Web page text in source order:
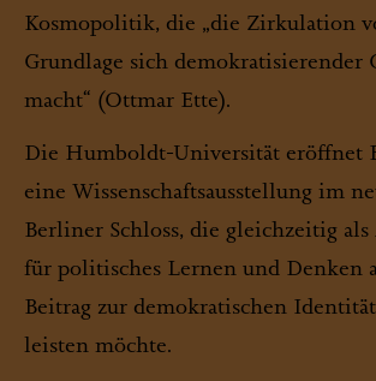
Kosmopolitik, die „die Zirkulation
Grundlage sich demokratisierender
macht“ (Ottmar Ette).
Die Humboldt-Universität eröffnet
eine Wissenschaftsausstellung im
Berliner Schloss, die gleichzeitig als
für politisches Lernen und Denken
Beitrag zur demokratischen
leisten möchte.